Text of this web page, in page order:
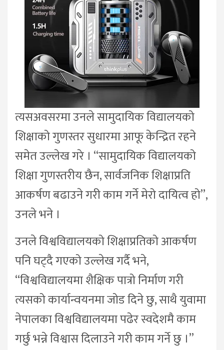
त्यसअवसरमा उनले सामुदायिक विद्यालयको
शिक्षाको गुणस्तर सुधारमा आफू केन्द्रित रहने
समेत उल्लेख गरे । “सामुदायिक विद्यालयको
शिक्षा गुणस्तरीय छैन, सार्वजनिक शिक्षाप्रति
आकर्षण बढाउने गरी काम गर्ने मेरो दायित्व हो”,
उनले भने ।
उनले विश्वविद्यालयको शिक्षाप्रतिको आकर्षण
पनि घट्दै गएको उल्लेख गर्दै भने,
“विश्वविद्यालयमा शैक्षिक पात्रो निर्माण गरी
त्यसको कार्यान्वयनमा जोड दिने छु, साथै युवामा
नेपालका विश्वविद्यालयमा पढेर स्वदेशमै काम
गर्छु भन्ने विश्वास दिलाउने गरी काम गर्ने छु ।”